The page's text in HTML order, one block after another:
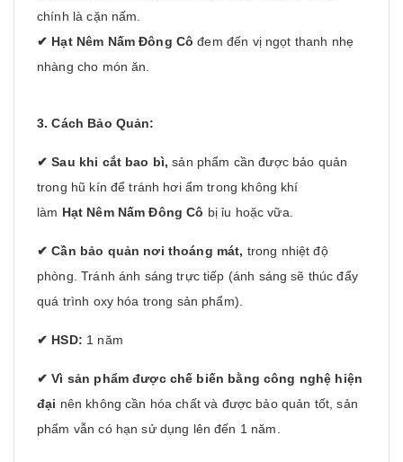
chính là cặn nấm.
✔ Hạt Nêm Nấm Đông Cô đem đến vị ngọt thanh nhẹ
nhàng cho món ăn.
3. Cách Bảo Quản:
✔ Sau khi cắt bao bì, sản phẩm cần được bảo quản
trong hũ kín để tránh hơi ẩm trong không khí
làm Hạt Nêm Nấm Đông Cô bị ỉu hoặc vữa.
✔ Cần bảo quản nơi thoáng mát, trong nhiệt độ
phòng. Tránh ánh sáng trực tiếp (ánh sáng sẽ thúc đẩy
quá trình oxy hóa trong sản phẩm).
✔ HSD: 1 năm
✔ Vì sản phẩm được chế biến bằng công nghệ hiện
đại nên không cần hóa chất và được bảo quản tốt, sản
phẩm vẫn có hạn sử dụng lên đến 1 năm.